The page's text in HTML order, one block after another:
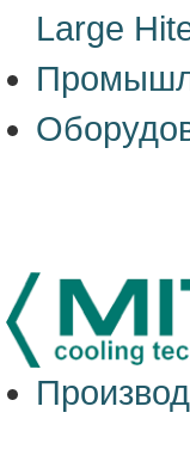
Large